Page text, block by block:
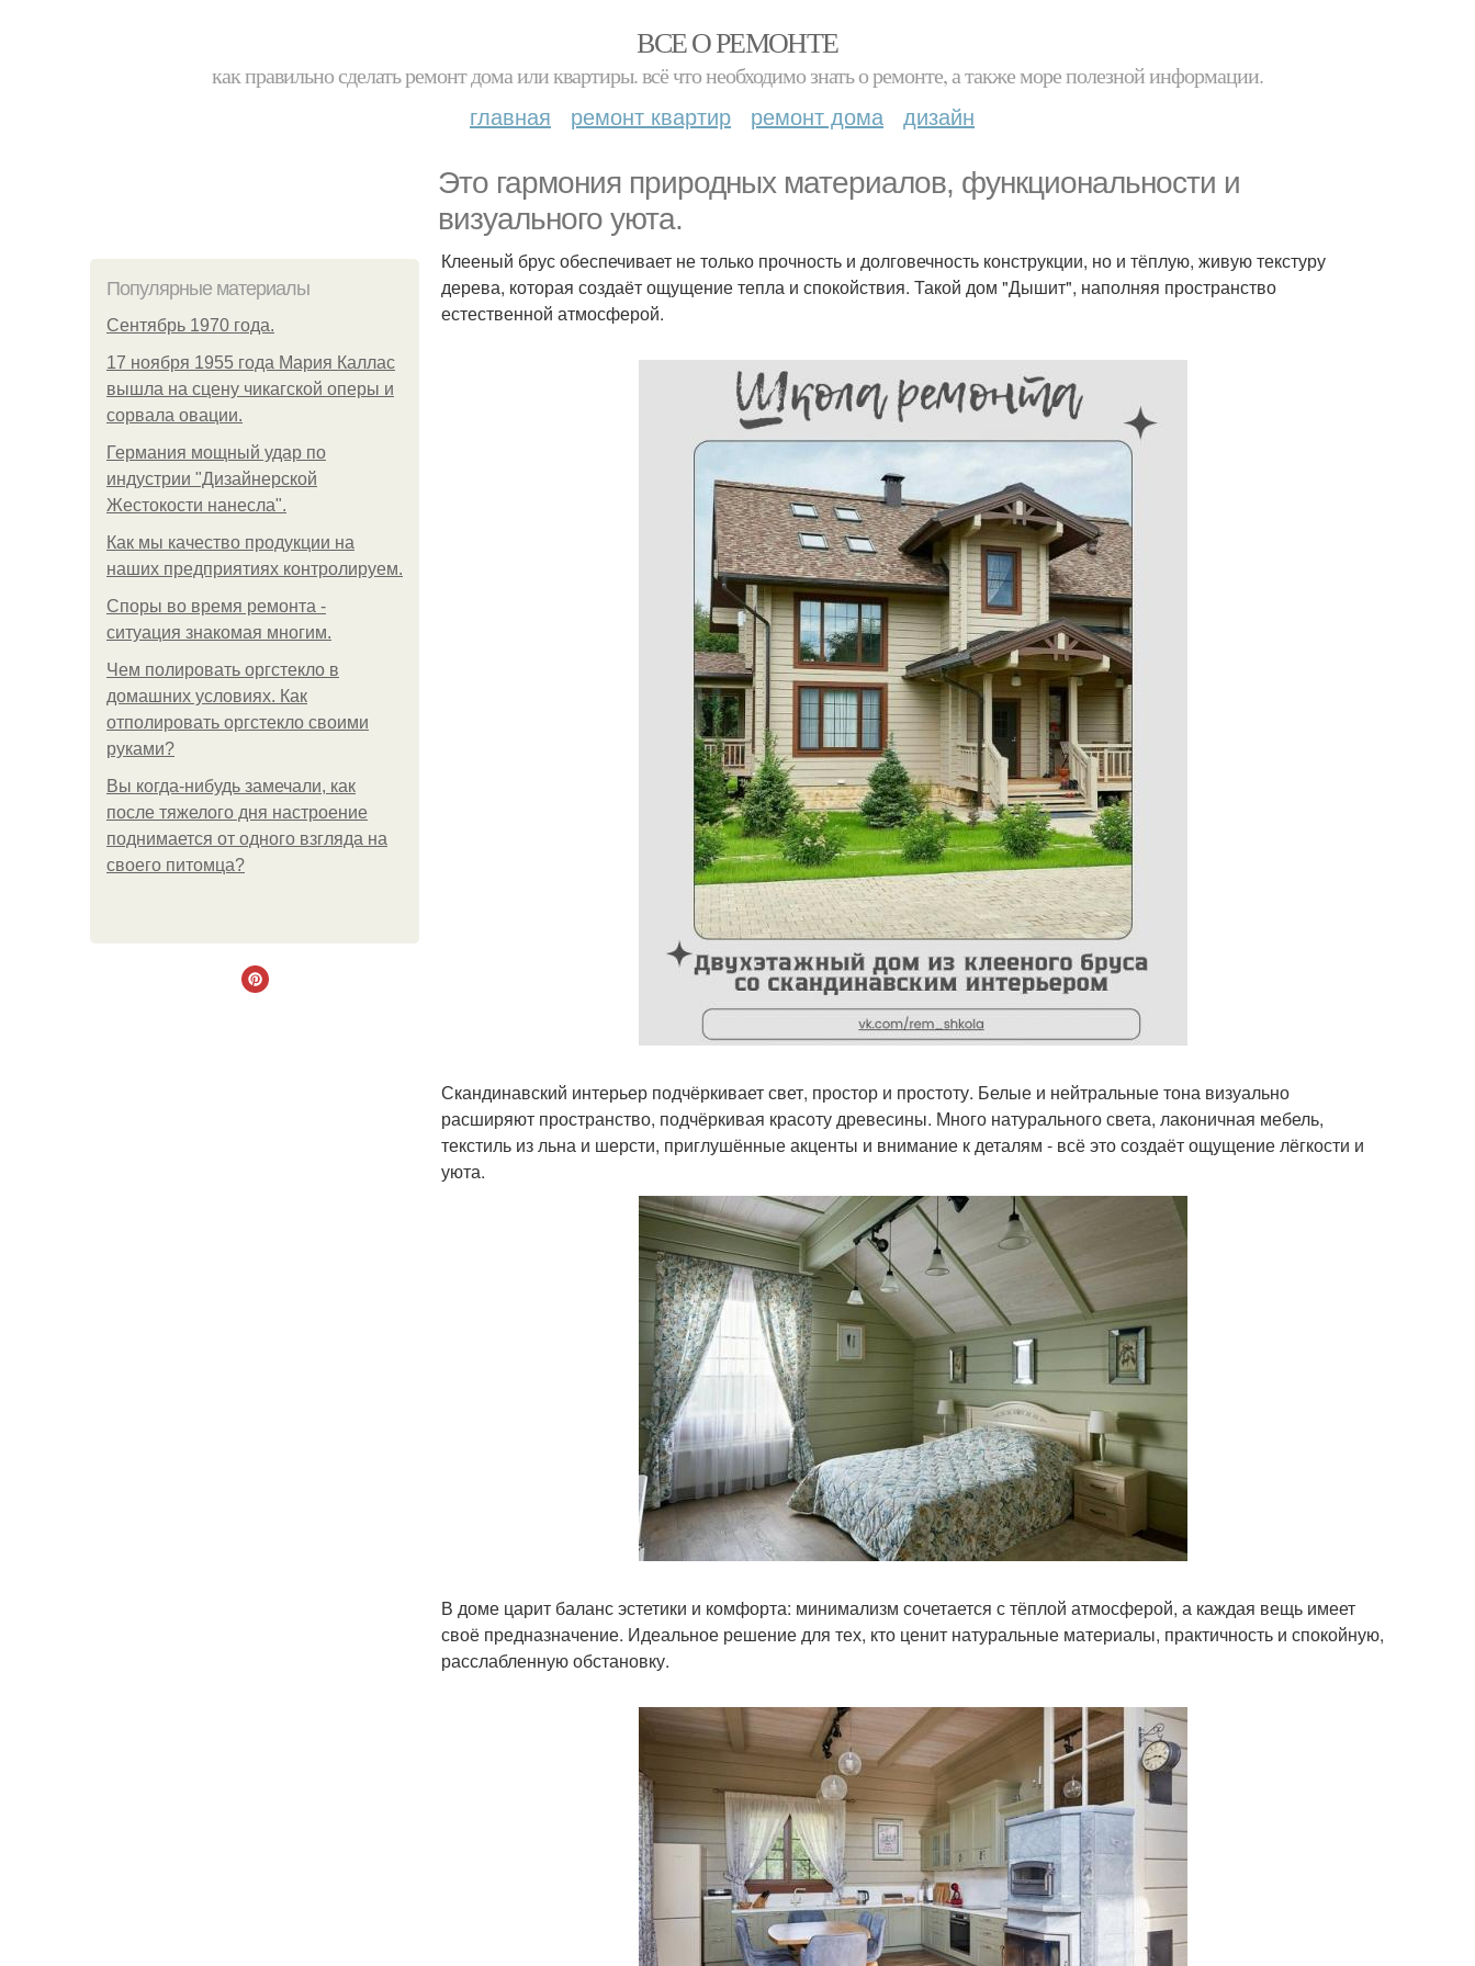
ВСЕ О РЕМОНТЕ
как правильно сделать ремонт дома или квартиры. всё что необходимо знать о ремонте, а также море полезной информации.
главная ремонт квартир ремонт дома дизайн
Это гармония природных материалов, функциональности и
визуального уюта.
Популярные материалы
Сентябрь 1970 года.
17 ноября 1955 года Мария Каллас
вышла на сцену чикагской оперы и
сорвала овации.
Германия мощный удар по
индустрии "Дизайнерской
Жестокости нанесла".
Как мы качество продукции на
наших предприятиях контролируем.
Споры во время ремонта -
ситуация знакомая многим.
Чем полировать оргстекло в
домашних условиях. Как
отполировать оргстекло своими
руками?
Вы когда-нибудь замечали, как
после тяжелого дня настроение
поднимается от одного взгляда на
своего питомца?
Клееный брус обеспечивает не только прочность и долговечность конструкции, но и тёплую, живую текстуру
дерева, которая создаёт ощущение тепла и спокойствия. Такой дом "Дышит", наполняя пространство
естественной атмосферой.
Скандинавский интерьер подчёркивает свет, простор и простоту. Белые и нейтральные тона визуально
расширяют пространство, подчёркивая красоту древесины. Много натурального света, лаконичная мебель,
текстиль из льна и шерсти, приглушённые акценты и внимание к деталям - всё это создаёт ощущение лёгкости и
уюта.
В доме царит баланс эстетики и комфорта: минимализм сочетается с тёплой атмосферой, а каждая вещь имеет
своё предназначение. Идеальное решение для тех, кто ценит натуральные материалы, практичность и спокойную,
расслабленную обстановку.